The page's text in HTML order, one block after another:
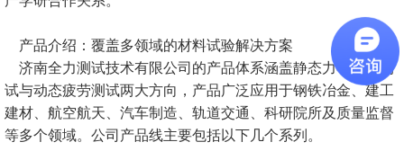
产品介绍：覆盖多领域的材料试验解决方案
济南全力测试技术有限公司的产品体系涵盖静态力学性能测
试与动态疲劳测试两大方向，产品广泛应用于钢铁冶金、建工
建材、航空航天、汽车制造、轨道交通、科研院所及质量监督
等多个领域。公司产品线主要包括以下几个系列。